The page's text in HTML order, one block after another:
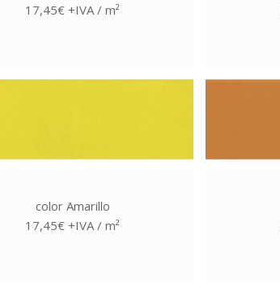
17,45€ +IVA / m²
color Amarillo
17,45€ +IVA / m²